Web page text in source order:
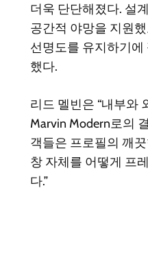
더욱 단단해졌다. 설
공간적 야망을 지원
선명도를 유지하기
했다.
리드 멜빈은 “내부와
Marvin Modern로의
객들은 프로필의 깨
창 자체를 어떻게 프
다.”